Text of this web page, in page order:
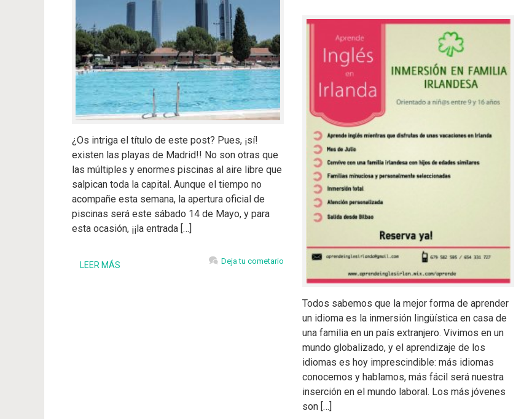
¿Os intriga el título de este post? Pues, ¡sí!
existen las playas de Madrid!! No son otras que
las múltiples y enormes piscinas al aire libre que
salpican toda la capital. Aunque el tiempo no
acompañe esta semana, la apertura oficial de
piscinas será este sábado 14 de Mayo, y para
esta ocasión, ¡¡la entrada […]
LEER MÁS Deja tu cometario
Todos sabemos que la mejor forma de aprender
un idioma es la inmersión lingüística en casa de
una familia en un país extranjero. Vivimos en un
mundo globalizado, y el aprendizaje de los
idiomas es hoy imprescindible: más idiomas
conocemos y hablamos, más fácil será nuestra
inserción en el mundo laboral. Los más jóvenes
son […]